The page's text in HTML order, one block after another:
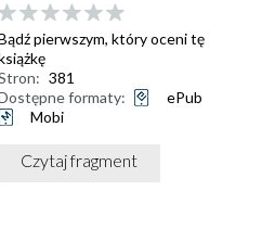
pierwszym, który oceni tę
381
formaty:
ePub
Mobi
Czytaj fragment